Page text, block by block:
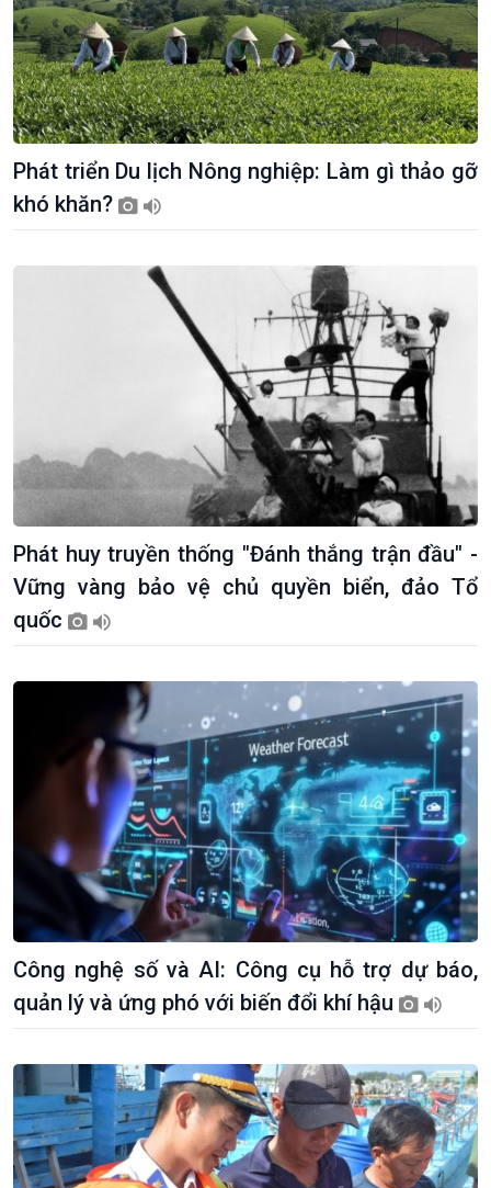
Kinh tế
Tin Kinh tế
Trước giờ mở cửa
Dòng chảy Kinh tế
Sức sống hàng Việt
Khởi nghiệp
thương mại
Nông nghiệp & Biển đảo
Tin Nông nghiệp & Biển
đảo
Mùa vàng
Biển đảo Việt Nam
Tâm tình biên giới và hải
Tìm hiểu biển, đảo Việt
Nam
Phát triển Du lịch Nông nghiệp: Làm gì thảo gỡ
khó khăn?
Phát huy truyền thống "Đánh thắng trận đầu" -
Vững vàng bảo vệ chủ quyền biển, đảo Tổ
quốc
Công nghệ số và AI: Công cụ hỗ trợ dự báo,
quản lý và ứng phó với biến đổi khí hậu